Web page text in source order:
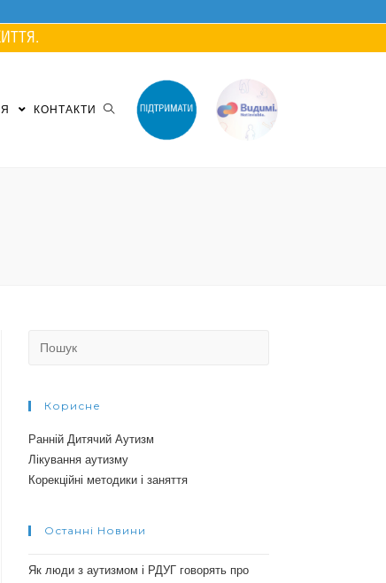
КОНТАКТИ
Корисне
Ранній Дитячий Аутизм
Лікування аутизму
Корекційні методики і заняття
Останні Новини
Як люди з аутизмом і РДУГ говорять про